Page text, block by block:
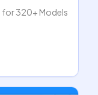
for 320+ Models